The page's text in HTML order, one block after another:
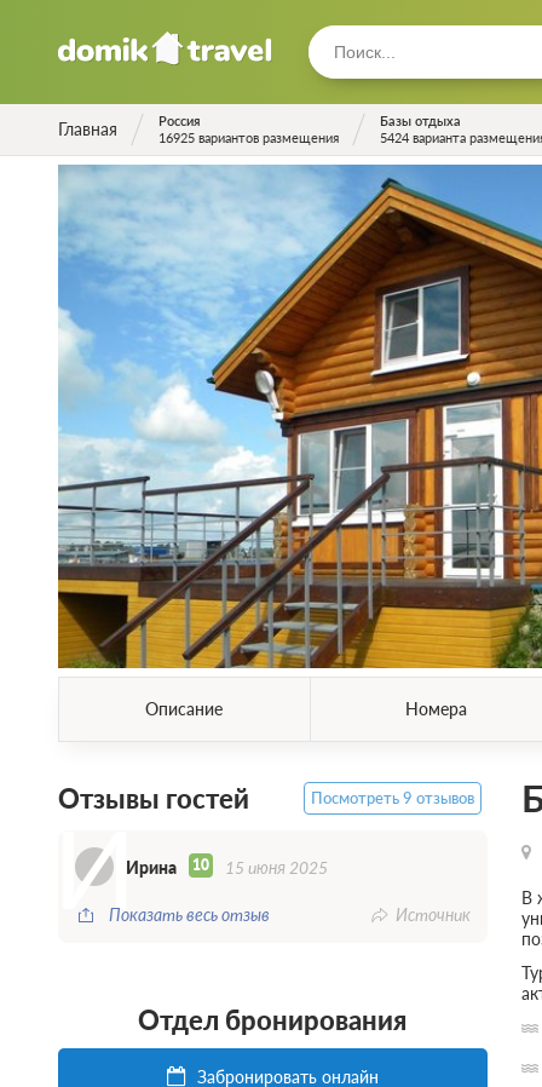
Главная
Россия
16925 вариантов размещения
Базы отдыха
5424 варианта
Описание Номера
Отзывы гостей Посмотреть 9 отзывов
ИИрина 10 15 июня 2025
Показать весь отзыв Источник
Отдел бронирования
Забронировать онлайн
В